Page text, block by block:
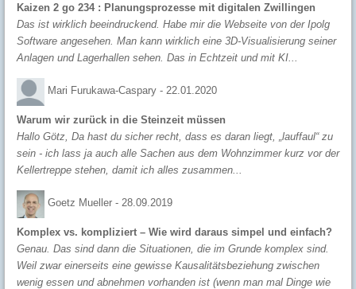
Kaizen 2 go 234 : Planungsprozesse mit digitalen Zwillingen
Das ist wirklich beeindruckend. Habe mir die Webseite von der Ipolg
Software angesehen. Man kann wirklich eine 3D-Visualisierung seiner
Anlagen und Lagerhallen sehen. Das in Echtzeit und mit KI...
Mari Furukawa-Caspary - 22.01.2020
Warum wir zurück in die Steinzeit müssen
Hallo Götz, Da hast du sicher recht, dass es daran liegt, „lauffaul“ zu
sein - ich lass ja auch alle Sachen aus dem Wohnzimmer kurz vor der
Kellertreppe stehen, damit ich alles zusammen...
Goetz Mueller - 28.09.2019
Komplex vs. kompliziert – Wie wird daraus simpel und einfach?
Genau. Das sind dann die Situationen, die im Grunde komplex sind.
Weil zwar einerseits eine gewisse Kausalitätsbeziehung zwischen
wenig essen und abnehmen vorhanden ist (wenn man mal Dinge wie